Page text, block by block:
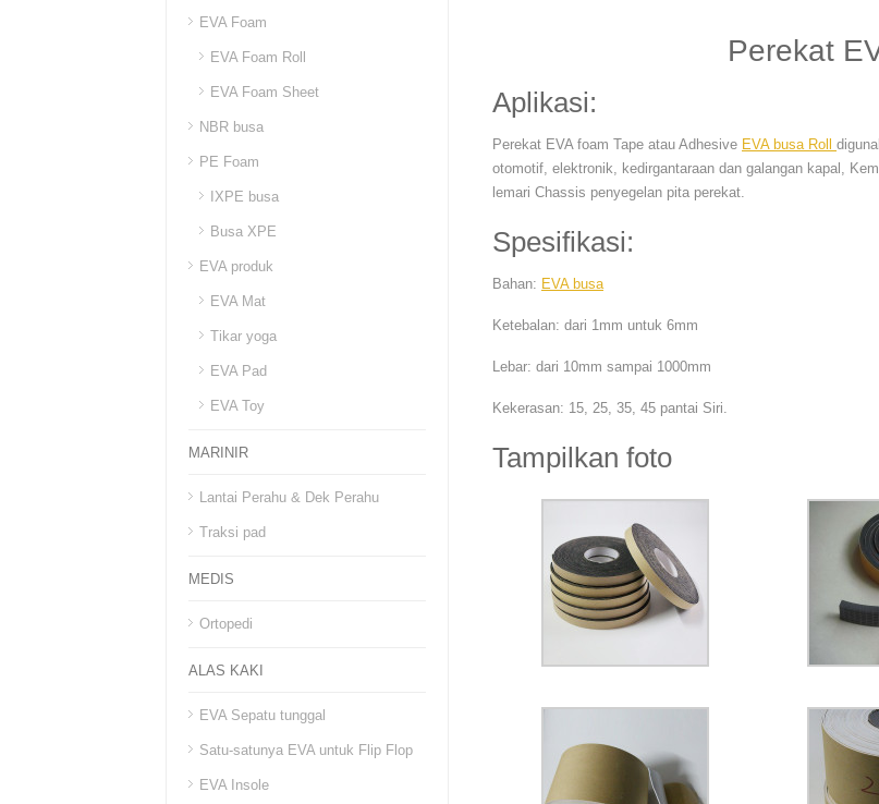
Perekat
Aplikasi:
Perekat EVA foam Tape atau Adhesive EVA busa Roll
otomotif, elektronik, kedirgantaraan dan galangan kapal,
lemari Chassis penyegelan pita perekat.
Spesifikasi:
Bahan: EVA busa
Ketebalan: dari 1mm untuk 6mm
Lebar: dari 10mm sampai 1000mm
Kekerasan: 15, 25, 35, 45 pantai Siri.
Tampilkan foto
EVA Foam
EVA Foam Roll
EVA Foam Sheet
NBR busa
PE Foam
IXPE busa
Busa XPE
EVA produk
EVA Mat
Tikar yoga
EVA Pad
EVA Toy
MARINIR
Lantai Perahu & Dek Perahu
Traksi pad
MEDIS
Ortopedi
ALAS KAKI
EVA Sepatu tunggal
Satu-satunya EVA untuk Flip Flop
EVA Insole